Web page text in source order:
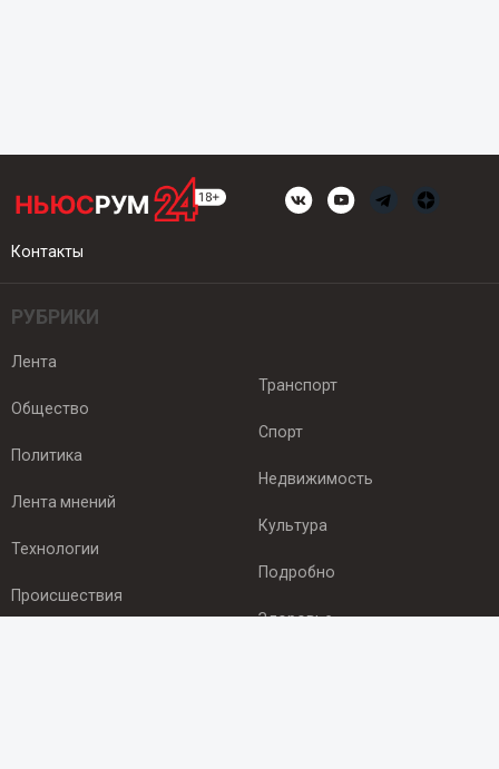
Контакты
РУБРИКИ
Лента
Общество
Политика
Лента мнений
Технологии
Происшествия
Транспорт
Спорт
Недвижимость
Культура
Подробно
Здоровье